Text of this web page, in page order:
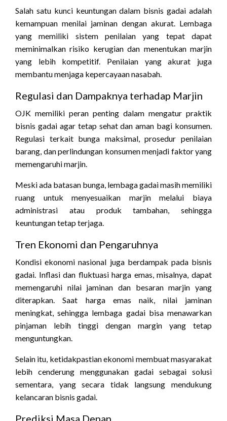
Salah satu kunci keuntungan dalam bisnis gadai adalah
kemampuan menilai jaminan dengan akurat. Lembaga
yang memiliki sistem penilaian yang tepat dapat
meminimalkan risiko kerugian dan menentukan marjin
yang lebih kompetitif. Penilaian yang akurat juga
membantu menjaga kepercayaan nasabah.
Regulasi dan Dampaknya terhadap Marjin
OJK memiliki peran penting dalam mengatur praktik
bisnis gadai agar tetap sehat dan aman bagi konsumen.
Regulasi terkait bunga maksimal, prosedur penilaian
barang, dan perlindungan konsumen menjadi faktor yang
memengaruhi marjin.
Meski ada batasan bunga, lembaga gadai masih memiliki
ruang untuk menyesuaikan marjin melalui biaya
administrasi atau produk tambahan, sehingga
keuntungan tetap terjaga.
Tren Ekonomi dan Pengaruhnya
Kondisi ekonomi nasional juga berdampak pada bisnis
gadai. Inflasi dan fluktuasi harga emas, misalnya, dapat
memengaruhi nilai jaminan dan besaran marjin yang
diterapkan. Saat harga emas naik, nilai jaminan
meningkat, sehingga lembaga gadai bisa menawarkan
pinjaman lebih tinggi dengan margin yang tetap
menguntungkan.
Selain itu, ketidakpastian ekonomi membuat masyarakat
lebih cenderung menggunakan gadai sebagai solusi
sementara, yang secara tidak langsung mendukung
kelancaran bisnis gadai.